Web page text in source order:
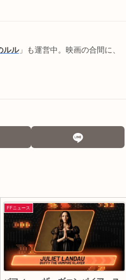
ルル」も運営中。映画の合間に、
FFニュース